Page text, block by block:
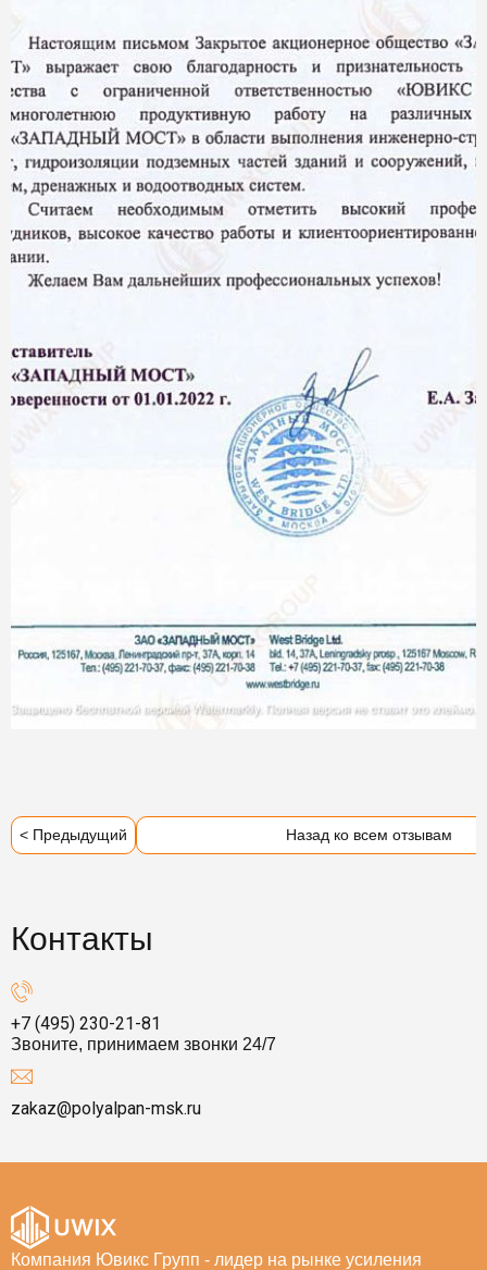
< Предыдущий Назад ко всем отзывам
Контакты
+7 (495) 230-21-81
Звоните, принимаем звонки 24/7
zakaz@polyalpan-msk.ru
Компания Ювикс Групп - лидер на рынке усиления